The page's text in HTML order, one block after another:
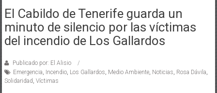
El Cabildo de Tenerife guarda un
minuto de silencio por las víctimas
del incendio de Los Gallardos
Publicado por: El Alisio
Emergencia, Incendio, Los Gallardos, Medio Ambiente, Noticias, Rosa Dávila,
Solidaridad, Víctimas